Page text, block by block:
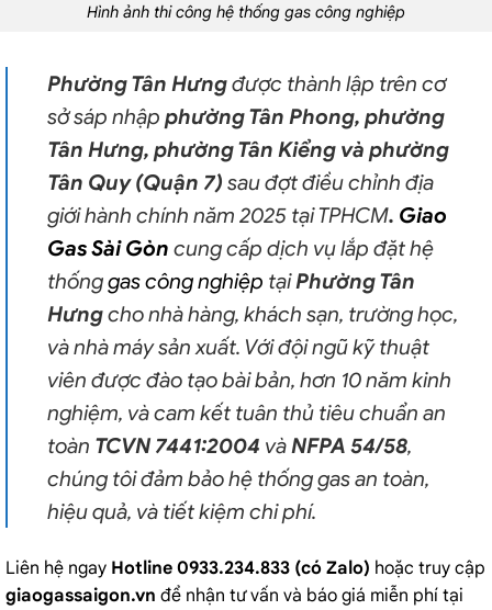
Hình ảnh thi công hệ thống gas công nghiệp
Phường Tân Hưngđược thành lập trên cơ
sở sáp nhập phường Tân Phong, phường
Tân Hưng, phường Tân Kiểng và phường
Tân Quy (Quận 7) sau đợt điều chỉnh địa
giới hành chính năm 2025 tại TPHCM. Giao
Gas Sài Gòn cung cấp dịch vụ lắp đặt hệ
thốnggas công nghiệp tạiPhường Tân
Hưngcho nhà hàng, khách sạn, trường học,
và nhà máy sản xuất. Với đội ngũ kỹ thuật
viên được đào tạo bài bản, hơn 10 năm kinh
nghiệm, và cam kết tuân thủ tiêu chuẩn an
toàn TCVN 7441:2004 và NFPA 54/58,
chúng tôi đảm bảo hệ thống gas an toàn,
hiệu quả, và tiết kiệm chi phí.
Liên hệ ngay Hotline 0933.234.833 (có Zalo) hoặc truy cập
giaogassaigon.vn để nhận tư vấn và báo giá miễn phí tại